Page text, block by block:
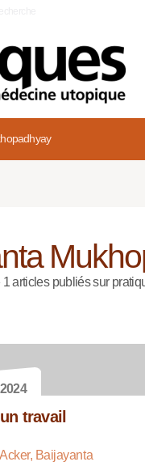
articles publiés sur
travail
Baijayanta